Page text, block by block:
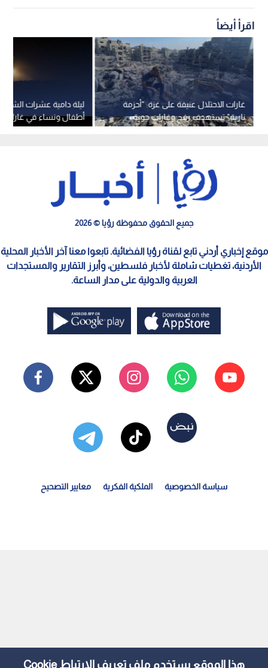
هذا الموقع يستخدم ملف تعريف الارتباط Cookie
اقرأ أيضاً
ليلة دامية عشرات
أطفال ونساء في غارات
قطاع غزة
غارات الاحتلال عنيفة على غزة: "أحزمة
نارية" تستهدف رفح وغارات جوية
على مدينة غزة
جميع الحقوق محفوظة رؤيا © 2026
موقع إخباري أردني تابع لقناة رؤيا الفضائية. تابعوا معنا آخر الأخبار المحلية
الأردنية، تغطيات شاملة لأخبار فلسطين، وأبرز التقارير والمستجدات
العربية والدولية على مدار الساعة.
سياسة الخصوصية الملكية الفكرية معايير التصحيح